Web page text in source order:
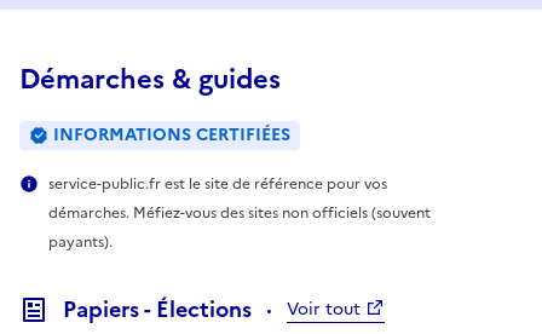
Démarches & guides
INFORMATIONS CERTIFIÉES
service-public.fr est le site de référence pour vos
démarches. Méfiez-vous des sites non officiels (souvent
payants).
Papiers - Élections Voir tout